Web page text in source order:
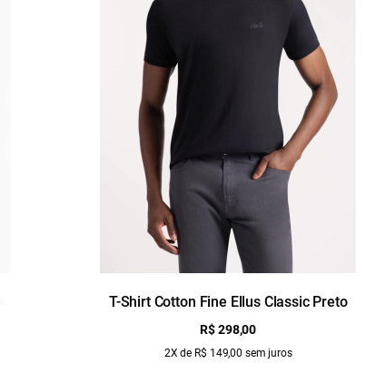
T-Shirt Cotton Fine Ellus Classic Preto
R$ 298,00
2X de R$ 149,00 sem juros